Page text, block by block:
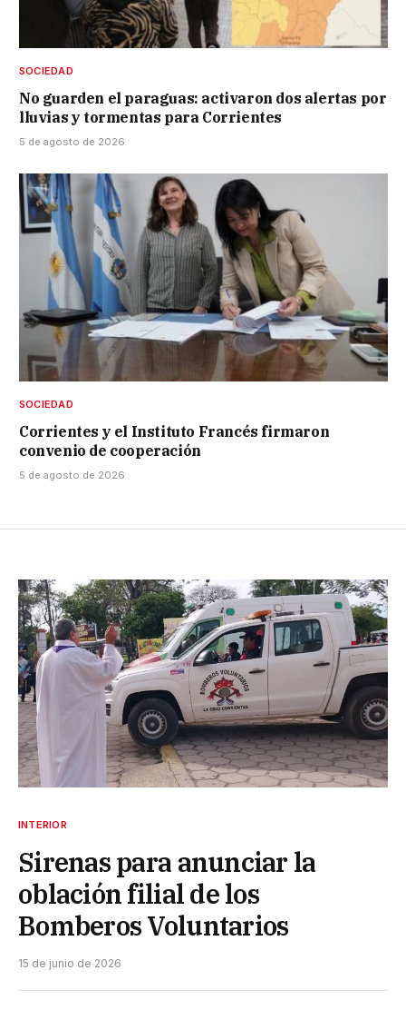
SOCIEDAD
No guarden el paraguas: activaron dos alertas por
lluvias y tormentas para Corrientes
5 de agosto de 2026
SOCIEDAD
Corrientes y el Instituto Francés firmaron
convenio de cooperación
5 de agosto de 2026
INTERIOR
Sirenas para anunciar la
oblación filial de los
Bomberos Voluntarios
15 de junio de 2026